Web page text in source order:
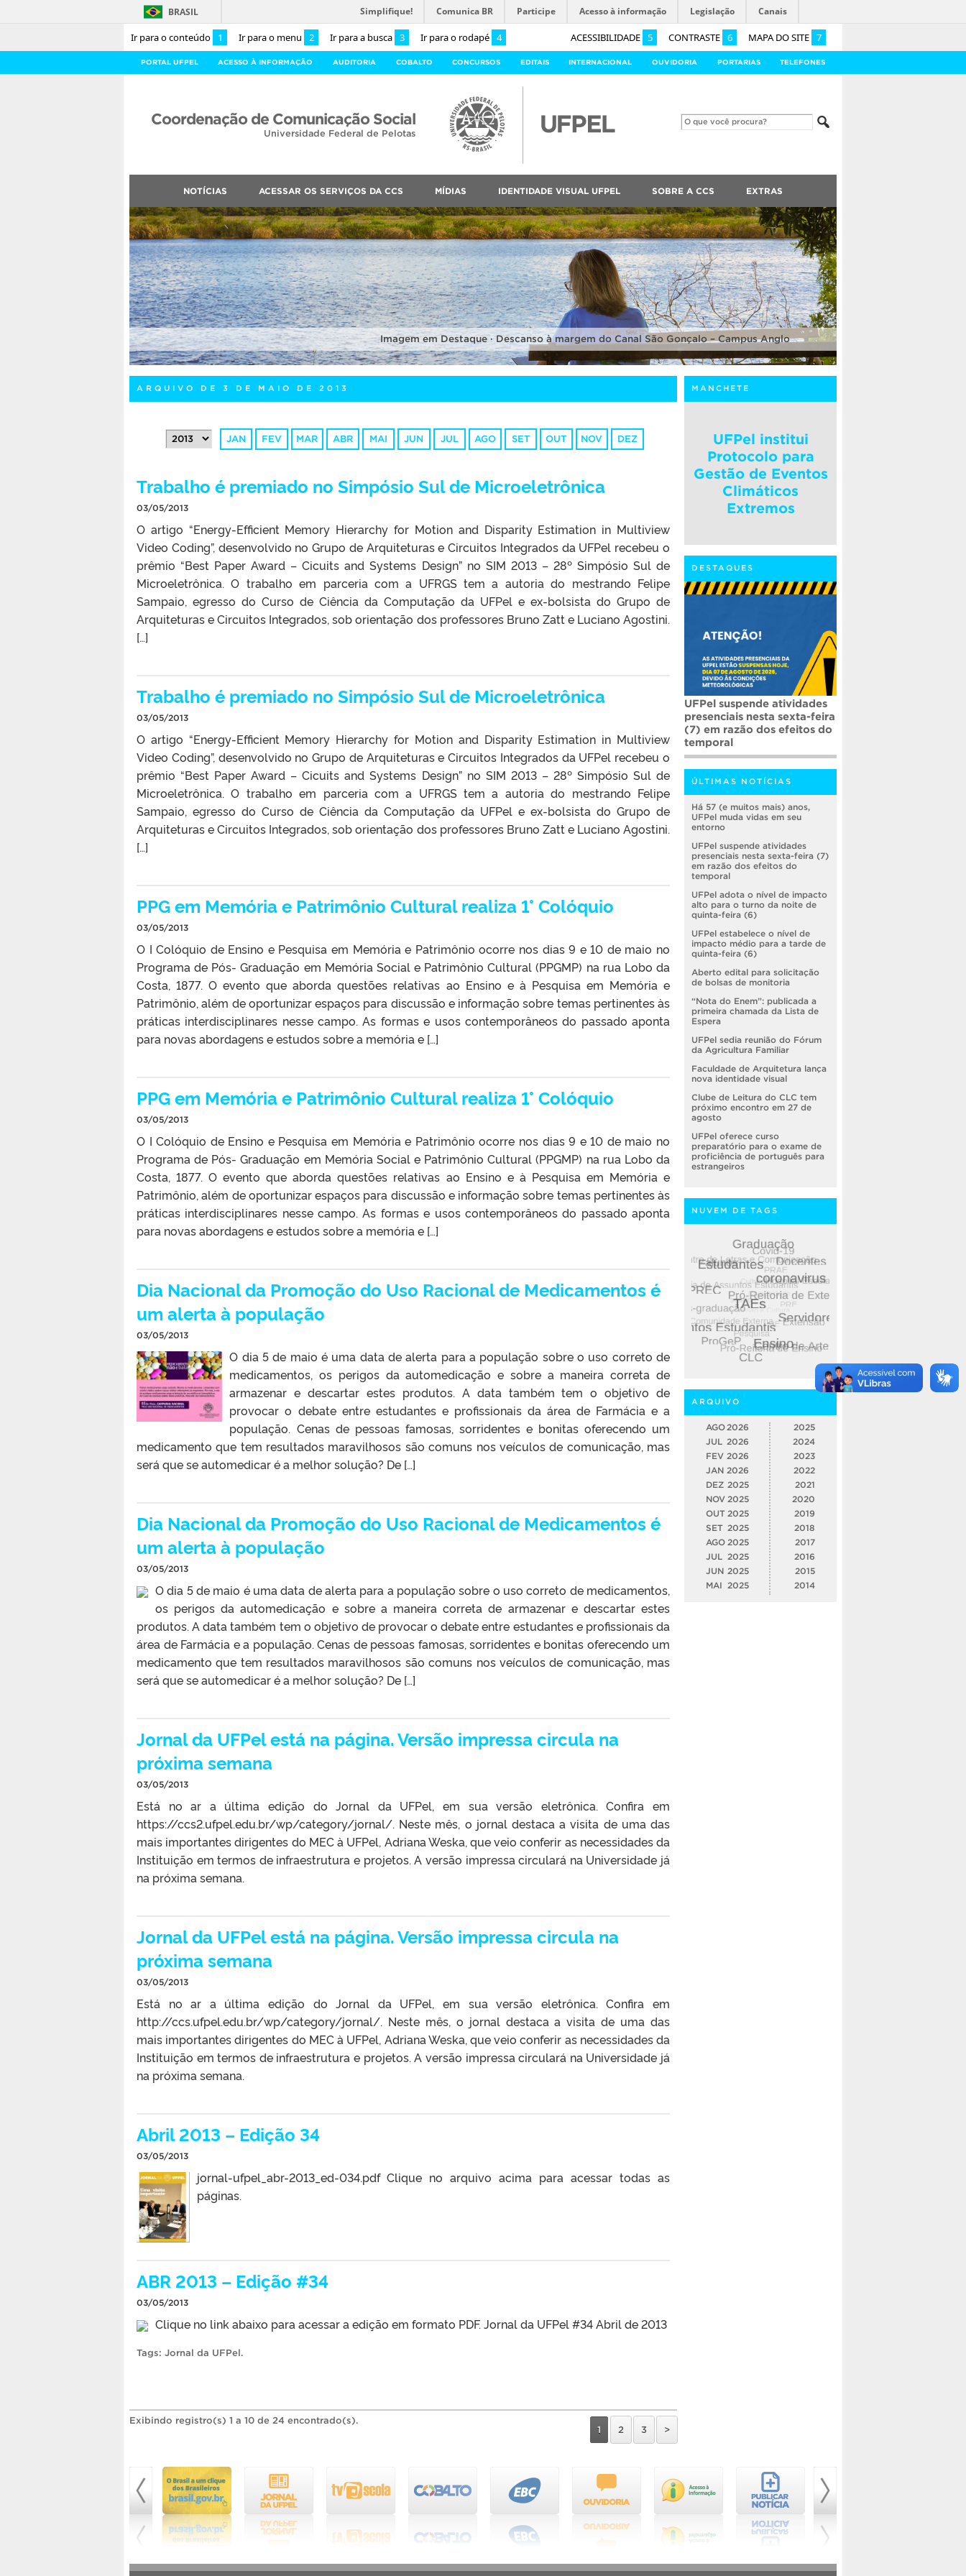
Ir para o conteúdo 1 Ir para o menu 2 Ir para a busca 3 Ir para o rodapé 4 ACESSIBILIDADE 5 CONTRASTE 6 MAPA DO SITE 7
BRASIL Simplifique! Comunica BR Participe Acesso à informação Legislação Canais
PORTAL UFPEL ACESSO À INFORMAÇÃO AUDITORIA COBALTO CONCURSOS EDITAIS INTERNACIONAL OUVIDORIA PORTARIAS TELEFONES
Coordenação de Comunicação Social
Universidade Federal de Pelotas
NOTÍCIAS ACESSAR OS SERVIÇOS DA CCS MÍDIAS IDENTIDADE VISUAL UFPEL SOBRE A CCS EXTRAS
Imagem em Destaque · Descanso à margem do Canal São Gonçalo – Campus Anglo
ARQUIVO DE 3 DE MAIO DE 2013
JAN FEV MAR ABR MAI JUN JUL AGO SET OUT NOV DEZ
Trabalho é premiado no Simpósio Sul de Microeletrônica
03/05/2013
O artigo “Energy-Efficient Memory Hierarchy for Motion and Disparity Estimation in Multiview
Video Coding”, desenvolvido no Grupo de Arquiteturas e Circuitos Integrados da UFPel recebeu o
prêmio “Best Paper Award – Cicuits and Systems Design” no SIM 2013 – 28º Simpósio Sul de
Microeletrônica. O trabalho em parceria com a UFRGS tem a autoria do mestrando Felipe
Sampaio, egresso do Curso de Ciência da Computação da UFPel e ex-bolsista do Grupo de
Arquiteturas e Circuitos Integrados, sob orientação dos professores Bruno Zatt e Luciano Agostini.
[…]
Trabalho é premiado no Simpósio Sul de Microeletrônica
03/05/2013
O artigo “Energy-Efficient Memory Hierarchy for Motion and Disparity Estimation in Multiview
Video Coding”, desenvolvido no Grupo de Arquiteturas e Circuitos Integrados da UFPel recebeu o
prêmio “Best Paper Award – Cicuits and Systems Design” no SIM 2013 – 28º Simpósio Sul de
Microeletrônica. O trabalho em parceria com a UFRGS tem a autoria do mestrando Felipe
Sampaio, egresso do Curso de Ciência da Computação da UFPel e ex-bolsista do Grupo de
Arquiteturas e Circuitos Integrados, sob orientação dos professores Bruno Zatt e Luciano Agostini.
[…]
PPG em Memória e Patrimônio Cultural realiza 1° Colóquio
03/05/2013
O I Colóquio de Ensino e Pesquisa em Memória e Patrimônio ocorre nos dias 9 e 10 de maio no
Programa de Pós- Graduação em Memória Social e Patrimônio Cultural (PPGMP) na rua Lobo da
Costa, 1877. O evento que aborda questões relativas ao Ensino e à Pesquisa em Memória e
Patrimônio, além de oportunizar espaços para discussão e informação sobre temas pertinentes às
práticas interdisciplinares nesse campo. As formas e usos contemporâneos do passado aponta
para novas abordagens e estudos sobre a memória e […]
PPG em Memória e Patrimônio Cultural realiza 1° Colóquio
03/05/2013
O I Colóquio de Ensino e Pesquisa em Memória e Patrimônio ocorre nos dias 9 e 10 de maio no
Programa de Pós- Graduação em Memória Social e Patrimônio Cultural (PPGMP) na rua Lobo da
Costa, 1877. O evento que aborda questões relativas ao Ensino e à Pesquisa em Memória e
Patrimônio, além de oportunizar espaços para discussão e informação sobre temas pertinentes às
práticas interdisciplinares nesse campo. As formas e usos contemporâneos do passado aponta
para novas abordagens e estudos sobre a memória e […]
Dia Nacional da Promoção do Uso Racional de Medicamentos é
um alerta à população
03/05/2013
O dia 5 de maio é uma data de alerta para a população sobre o uso correto de
medicamentos, os perigos da automedicação e sobre a maneira correta de
armazenar e descartar estes produtos. A data também tem o objetivo de
provocar o debate entre estudantes e profissionais da área de Farmácia e a
população. Cenas de pessoas famosas, sorridentes e bonitas oferecendo um
medicamento que tem resultados maravilhosos são comuns nos veículos de comunicação, mas
será que se automedicar é a melhor solução? De […]
Dia Nacional da Promoção do Uso Racional de Medicamentos é
um alerta à população
03/05/2013
O dia 5 de maio é uma data de alerta para a população sobre o uso correto de medicamentos,
os perigos da automedicação e sobre a maneira correta de armazenar e descartar estes
produtos. A data também tem o objetivo de provocar o debate entre estudantes e profissionais da
área de Farmácia e a população. Cenas de pessoas famosas, sorridentes e bonitas oferecendo um
medicamento que tem resultados maravilhosos são comuns nos veículos de comunicação, mas
será que se automedicar é a melhor solução? De […]
Jornal da UFPel está na página. Versão impressa circula na
próxima semana
03/05/2013
Está no ar a última edição do Jornal da UFPel, em sua versão eletrônica. Confira em
https://ccs2.ufpel.edu.br/wp/category/jornal/. Neste mês, o jornal destaca a visita de uma das
mais importantes dirigentes do MEC à UFPel, Adriana Weska, que veio conferir as necessidades da
Instituição em termos de infraestrutura e projetos. A versão impressa circulará na Universidade já
na próxima semana.
Jornal da UFPel está na página. Versão impressa circula na
próxima semana
03/05/2013
Está no ar a última edição do Jornal da UFPel, em sua versão eletrônica. Confira em
http://ccs.ufpel.edu.br/wp/category/jornal/. Neste mês, o jornal destaca a visita de uma das
mais importantes dirigentes do MEC à UFPel, Adriana Weska, que veio conferir as necessidades da
Instituição em termos de infraestrutura e projetos. A versão impressa circulará na Universidade já
na próxima semana.
Abril 2013 – Edição 34
03/05/2013
jornal-ufpel_abr-2013_ed-034.pdf Clique no arquivo acima para acessar todas as
páginas.
ABR 2013 – Edição #34
03/05/2013
Clique no link abaixo para acessar a edição em formato PDF. Jornal da UFPel #34 Abril de 2013
Tags: Jornal da UFPel.
Exibindo registro(s) 1 a 10 de 24 encontrado(s).
1
2 3 >
MANCHETE
UFPel institui
Protocolo para
Gestão de Eventos
Climáticos
Extremos
DESTAQUES
UFPel suspende atividades
presenciais nesta sexta-feira
(7) em razão dos efeitos do
temporal
ÚLTIMAS NOTÍCIAS
Há 57 (e muitos mais) anos,
UFPel muda vidas em seu
entorno
UFPel suspende atividades
presenciais nesta sexta-feira (7)
em razão dos efeitos do
temporal
UFPel adota o nível de impacto
alto para o turno da noite de
quinta-feira (6)
UFPel estabelece o nível de
impacto médio para a tarde de
quinta-feira (6)
Aberto edital para solicitação
de bolsas de monitoria
“Nota do Enem”: publicada a
primeira chamada da Lista de
Espera
UFPel sedia reunião do Fórum
da Agricultura Familiar
Faculdade de Arquitetura lança
nova identidade visual
Clube de Leitura do CLC tem
próximo encontro em 27 de
agosto
UFPel oferece curso
preparatório para o exame de
proficiência de português para
estrangeiros
NUVEM DE TAGS
ARQUIVO
AGO 2026
JUL 2026
FEV 2026
JAN 2026
DEZ 2025
NOV 2025
OUT 2025
SET 2025
AGO 2025
JUL
2025
JUN 2025
MAI
2025
2025
2024
2023
2022
2021
2020
2019
2018
2017
2016
2015
2014